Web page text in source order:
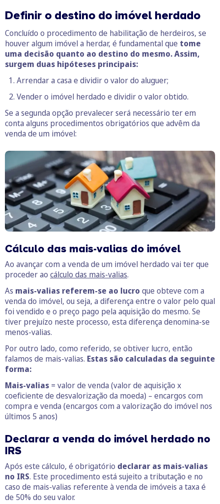
Definir o destino do imóvel herdado
Concluído o procedimento de habilitação de herdeiros, se
houver algum imóvel a herdar, é fundamental que tome
uma decisão quanto ao destino do mesmo. Assim,
surgem duas hipóteses principais:
Arrendar a casa e dividir o valor do aluguer;
Vender o imóvel herdado e dividir o valor obtido.
Se a segunda opção prevalecer será necessário ter em
conta alguns procedimentos obrigatórios que advêm da
venda de um imóvel:
Cálculo das mais-valias do imóvel
Ao avançar com a venda de um imóvel herdado vai ter que
proceder ao cálculo das mais-valias.
As mais-valias referem-se ao lucro que obteve com a
venda do imóvel, ou seja, a diferença entre o valor pelo qual
foi vendido e o preço pago pela aquisição do mesmo. Se
tiver prejuízo neste processo, esta diferença denomina-se
menos-valias.
Por outro lado, como referido, se obtiver lucro, então
falamos de mais-valias. Estas são calculadas da seguinte
forma:
Mais-valias = valor de venda (valor de aquisição x
coeficiente de desvalorização da moeda) – encargos com
compra e venda (encargos com a valorização do imóvel nos
últimos 5 anos)
Declarar a venda do imóvel herdado no
IRS
Após este cálculo, é obrigatório declarar as mais-valias
no IRS. Este procedimento está sujeito a tributação e no
caso de mais-valias referente à venda de imóveis a taxa é
de 50% do seu valor.